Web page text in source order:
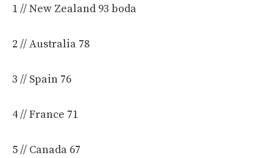
1 // New Zealand 93 boda
2 // Australia 78
3 // Spain 76
4 // France 71
5 // Canada 67